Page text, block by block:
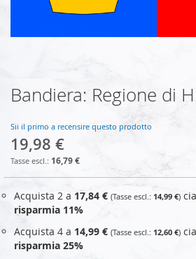
Vai
all'inizio
galleria
di
immagini
Bandiera: Regione di
Sii il primo a recensire questo prodotto
19,98 €
16,79 €
Acquista 2 a 17,84 € 14,99 €
risparmia 11%
Acquista 4 a 14,99 € 12,60 €
risparmia 25%